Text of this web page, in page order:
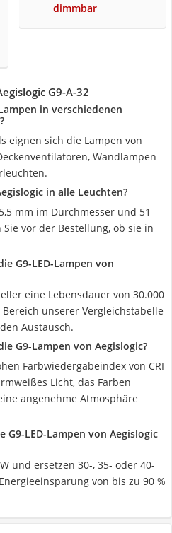
dimmbar
G9-A-32
in verschiedenen
eignen sich die Lampen von
Wandlampen
in alle Leuchten?
mm im Durchmesser und 51
vor der Bestellung, ob sie in
G9-LED-Lampen von
eine Lebensdauer von 30.000
unserer Vergleichstabelle
Austausch.
G9-Lampen von Aegislogic?
Farbwiedergabeindex von CRI
Licht, das Farben
angenehme Atmosphäre
G9-LED-Lampen von Aegislogic
und ersetzen 30-, 35- oder 40-
von bis zu 90 %